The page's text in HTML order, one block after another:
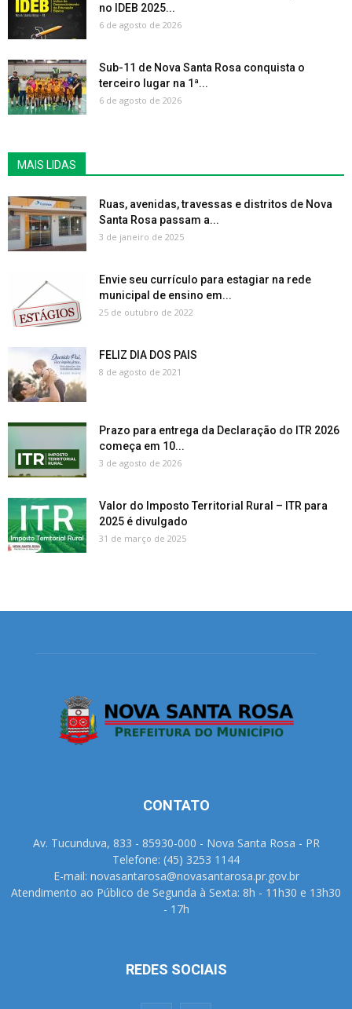
no IDEB 2025...
6 de agosto de 2026
Sub-11 de Nova Santa Rosa conquista o
terceiro lugar na 1ª...
6 de agosto de 2026
MAIS LIDAS
Ruas, avenidas, travessas e distritos de Nova
Santa Rosa passam a...
3 de janeiro de 2025
Envie seu currículo para estagiar na rede
municipal de ensino em...
25 de outubro de 2022
FELIZ DIA DOS PAIS
8 de agosto de 2021
Prazo para entrega da Declaração do ITR 2026
começa em 10...
3 de agosto de 2026
Valor do Imposto Territorial Rural – ITR para
2025 é divulgado
31 de março de 2025
CONTATO
Av. Tucunduva, 833 - 85930-000 - Nova Santa Rosa - PR
Telefone: (45) 3253 1144
E-mail: novasantarosa@novasantarosa.pr.gov.br
Atendimento ao Público de Segunda à Sexta: 8h - 11h30 e 13h30
- 17h
REDES SOCIAIS